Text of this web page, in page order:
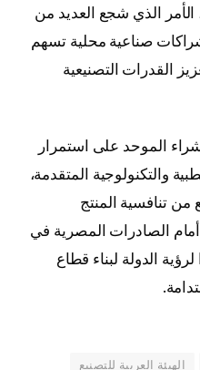
الذي شجع العديد من
صناعية محلية تسهم
القدرات التصنيعية
الموحد على استمرار
والتكنولوجية المتقدمة،
من تنافسية المنتج
الصادرات المصرية في
لرؤية الدولة لبناء قطاع
الهيئة العربية للتصنيع